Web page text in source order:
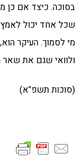
בסוכה. כיצד אם כן
שכל אחד יכול
מי לסמוך. העיקר
ולוואי שגם את שאר
(סוכות תשפ"א)